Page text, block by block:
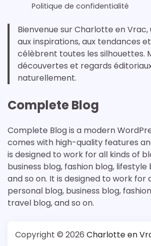
Politique de confidentialité
Bienvenue sur Charlotte en Vrac,
aux inspirations, aux tendances
célèbrent toutes les silhouettes.
découvertes et regards
naturellement.
Complete Blog
Complete Blog is a modern
comes with high-quality features
is designed to work for all kinds of
business blog, fashion blog,
and so on. It is designed to work for
personal blog, business blog,
travel blog, and so on.
Copyright © 2026 Charlotte en